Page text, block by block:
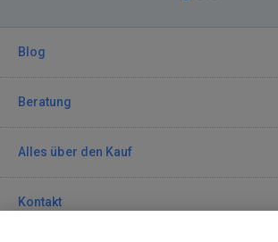
Blog
Beratung
Alles über den Kauf
Kontakt